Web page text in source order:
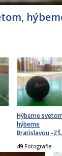
Hýbeme
hýbeme
Bratislavou -ZŠ
49Fotografie